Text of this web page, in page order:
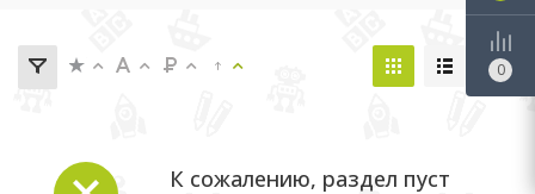
К сожалению, раздел пуст
0